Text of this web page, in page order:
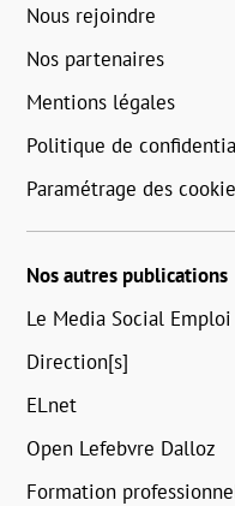
Nous rejoindre
Nos partenaires
Mentions légales
Politique de
Paramétrage des
Nos autres publications
Le Media Social Emploi
Direction[s]
ELnet
Open Lefebvre Dalloz
Formation